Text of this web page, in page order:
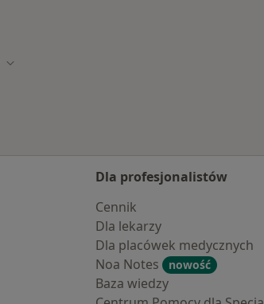
Zmień miasto
Dla profesjonalistów
Cennik
Dla lekarzy
Dla placówek medycznych
Noa Notes
nowość
Baza wiedzy